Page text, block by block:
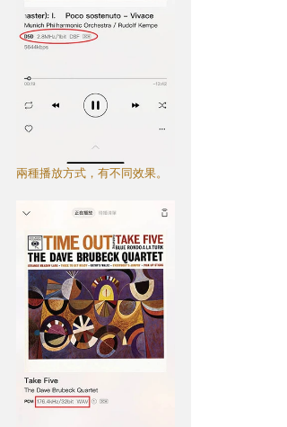
兩種播放方式，有不同效果。